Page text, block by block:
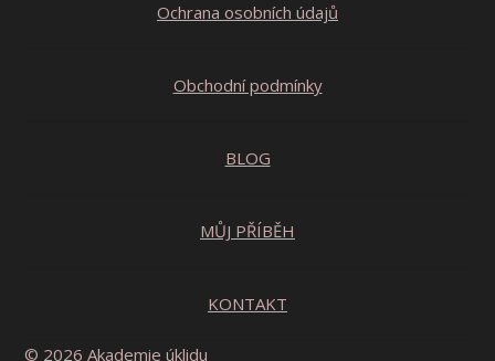
Ochrana osobních údajů
Obchodní podmínky
BLOG
MŮJ PŘÍBĚH
KONTAKT
© 2026 Akademie úklidu